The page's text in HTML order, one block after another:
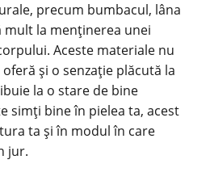
precum bumbacul, lâna
mult la menținerea unei
Aceste materiale nu
și o senzație plăcută la
la o stare de bine
simți bine în pielea ta, acest
ta și în modul în care
jur.